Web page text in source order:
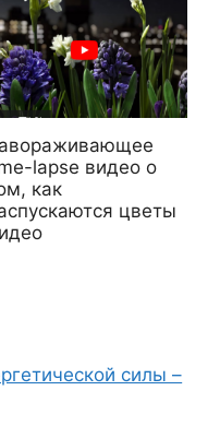
lapse видео о
как
цветы
силы –